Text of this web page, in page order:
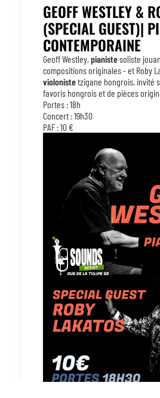
GEOFF WESTLEY &
(SPECIAL GUEST)|
CONTEMPORAINE
Geoff Westley, pianistesoliste
compositions originales - et Roby
violonistetzigane hongrois, invité
favoris hongrois et de pièces
Portes : 18h
Concert : 19h30
PAF : 10 €